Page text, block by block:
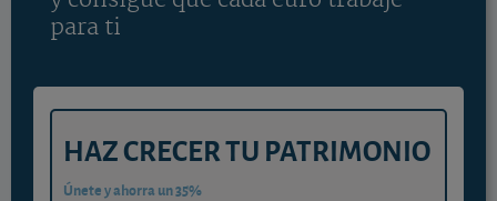
para ti
HAZ CRECER TU PATRIMONIO
Únete y ahorra un 35%